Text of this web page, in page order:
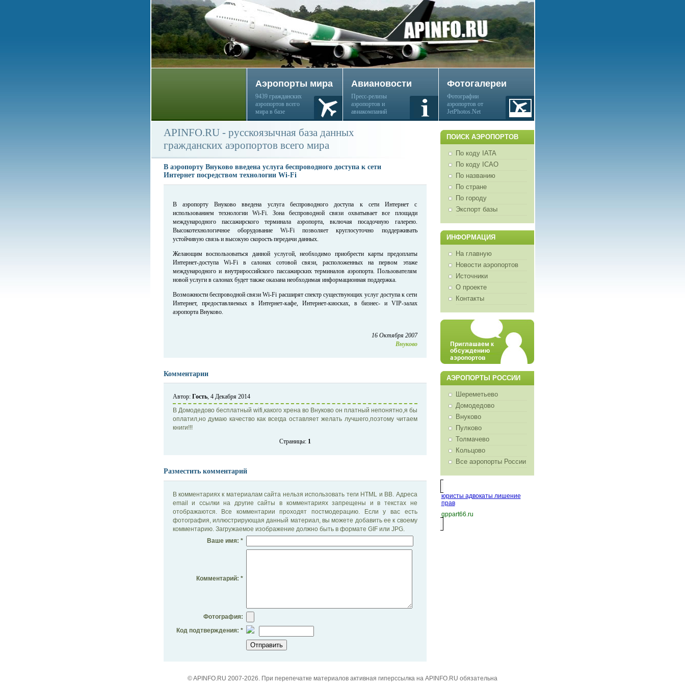
Аэропорты мира
9439 гражданских
аэропортов всего
мира в базе
Авиановости
Пресс-релизы
аэропортов и
авиакомпаний
Фотогалереи
Фотографии
аэропортов от
JetPhotos.Net
ПОИСК АЭРОПОРТОВ
По коду IATA
По коду ICAO
По названию
По стране
По городу
Экспорт базы
ИНФОРМАЦИЯ
На главную
Новости аэропортов
Источники
О проекте
Контакты
АЭРОПОРТЫ РОССИИ
Шереметьево
Домодедово
Внуково
Пулково
Толмачево
Кольцово
Все аэропорты России
юристы адвокаты лишение
прав
gppart66.ru
APINFO.RU - русскоязычная база данных
гражданских аэропортов всего мира
В аэропорту Внуково введена услуга беспроводного доступа к сети
Интернет посредством технологии Wi-Fi
В аэропорту Внуково введена услуга беспроводного доступа к сети Интернет с
использованием технологии Wi-Fi. Зона беспроводной связи охватывает все площади
международного пассажирского терминала аэропорта, включая посадочную галерею.
Высокотехнологичное оборудование Wi-Fi позволяет круглосуточно поддерживать
устойчивую связь и высокую скорость передачи данных.
Желающим воспользоваться данной услугой, необходимо приобрести карты предоплаты
Интернет-доступа Wi-Fi в салонах сотовой связи, расположенных на первом этаже
международного и внутрироссийского пассажирских терминалов аэропорта. Пользователям
новой услуги в салонах будет также оказана необходимая информационная поддержка.
Возможности беспроводной связи Wi-Fi расширят спектр существующих услуг доступа к сети
Интернет, предоставляемых в Интернет-кафе, Интернет-киосках, в бизнес- и VIP-залах
аэропорта Внуково.
16 Октября 2007
Внуково
Комментарии
Автор: Гость, 4 Декабря 2014
В Домодедово бесплатный wifi,какого хрена во Внуково он платный непонятно,я бы
оплатил,но думаю качество как всегда оставляет желать лучшего,поэтому читаем
книги!!!
Страницы: 1
Разместить комментарий
В комментариях к материалам сайта нельзя использовать теги HTML и BB. Адреса
email и ссылки на другие сайты в комментариях запрещены и в текстах не
отображаются. Все комментарии проходят постмодерацию. Если у вас есть
фотография, иллюстрирующая данный материал, вы можете добавить ее к своему
комментарию. Загружаемое изображение должно быть в формате GIF или JPG.
Ваше имя: *
Комментарий: *
Фотография:
Код подтверждения: *
© APINFO.RU 2007-2026. При перепечатке материалов активная гиперссылка на APINFO.RU обязательна